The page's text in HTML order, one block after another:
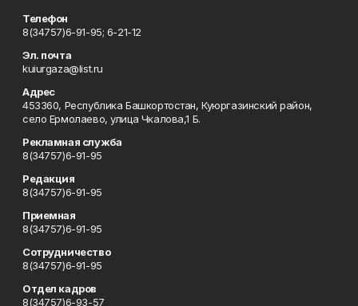
Телефон
8(34757)6-91-95; 6-21-12
Эл. почта
kuiurgaza@list.ru
Адрес
453360, Республика Башкортостан, Куюргазинский район,
село Ермолаево, улица Чкалова,1 Б.
Рекламная служба
8(34757)6-91-95
Редакция
8(34757)6-91-95
Приемная
8(34757)6-91-95
Сотрудничество
8(34757)6-91-95
Отдел кадров
8(34757)6-93-57